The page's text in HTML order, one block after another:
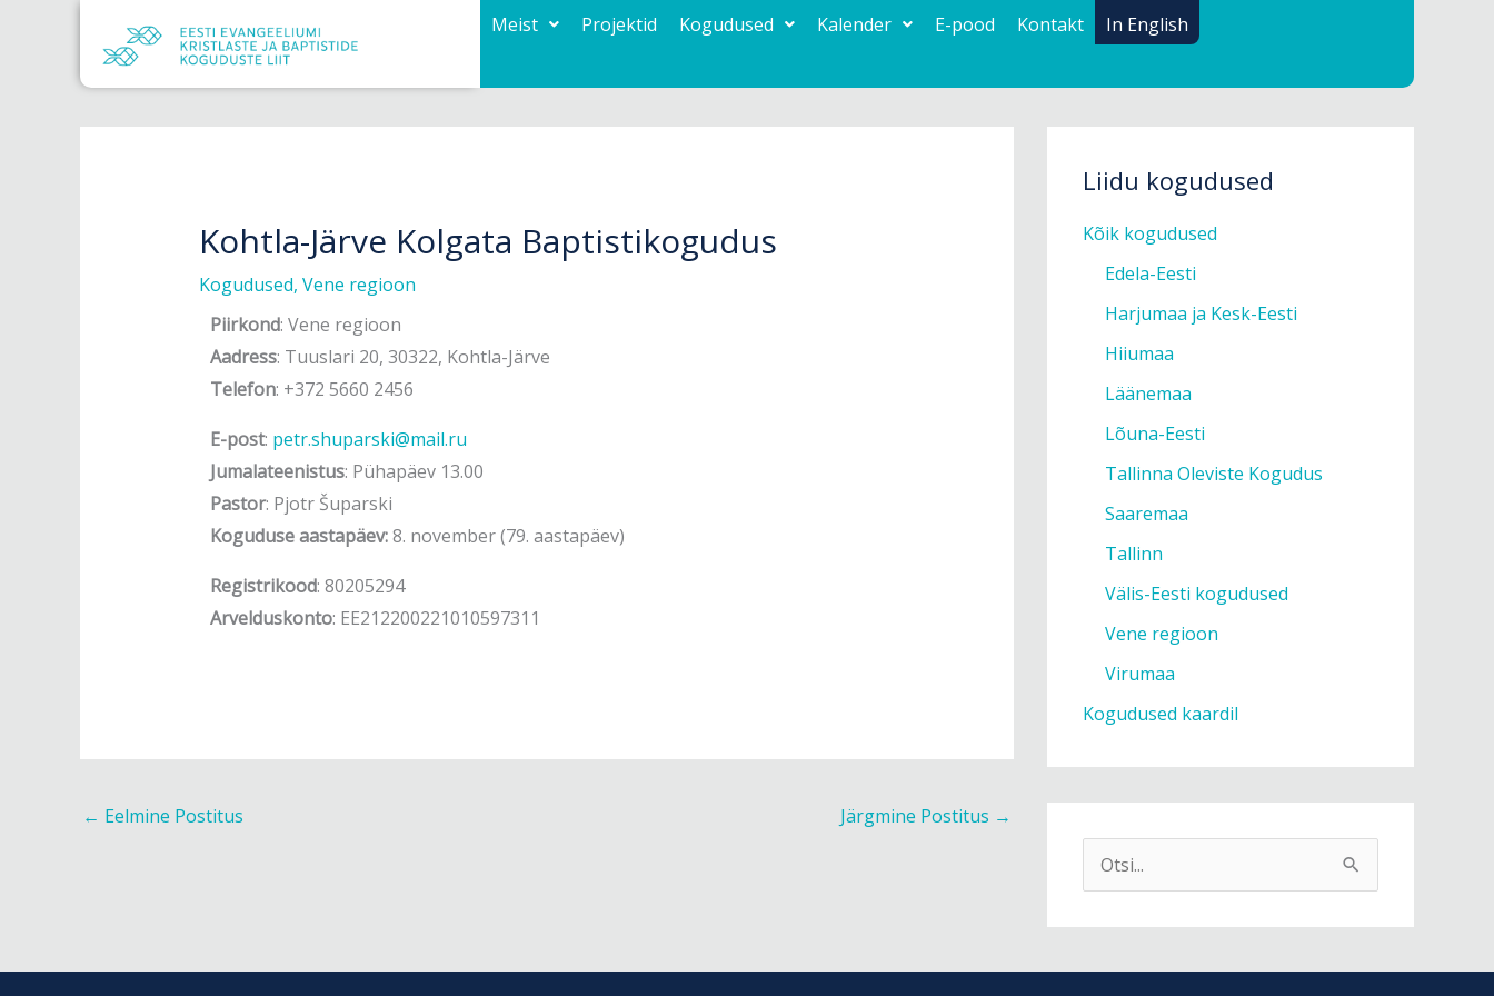
Meist Projektid Kogudused Kalender E-pood Kontakt In English
Kohtla-Järve Kolgata Baptistikogudus
Kogudused, Vene regioon
Piirkond: Vene regioon
Aadress: Tuuslari 20, 30322, Kohtla-Järve
Telefon: +372 5660 2456
E-post: petr.shuparski@mail.ru
Jumalateenistus: Pühapäev 13.00
Pastor: Pjotr Šuparski
Koguduse aastapäev:8. november (79. aastapäev)
Registrikood: 80205294
Arvelduskonto: EE212200221010597311
← Eelmine Postitus Järgmine Postitus →
Liidu kogudused
Kõik kogudused
Edela-Eesti
Harjumaa ja Kesk-Eesti
Hiiumaa
Läänemaa
Lõuna-Eesti
Tallinna Oleviste Kogudus
Saaremaa
Tallinn
Välis-Eesti kogudused
Vene regioon
Virumaa
Kogudused kaardil
r